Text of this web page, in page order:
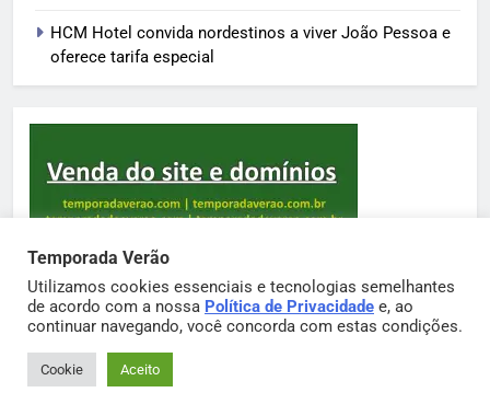
HCM Hotel convida nordestinos a viver João Pessoa e
oferece tarifa especial
Sortimento Temporada Verão 2026. Powered By
Temporada Verão
Utilizamos cookies essenciais e tecnologias semelhantes
de acordo com a nossa Política de Privacidade e, ao
continuar navegando, você concorda com estas condições.
Cookie Aceito